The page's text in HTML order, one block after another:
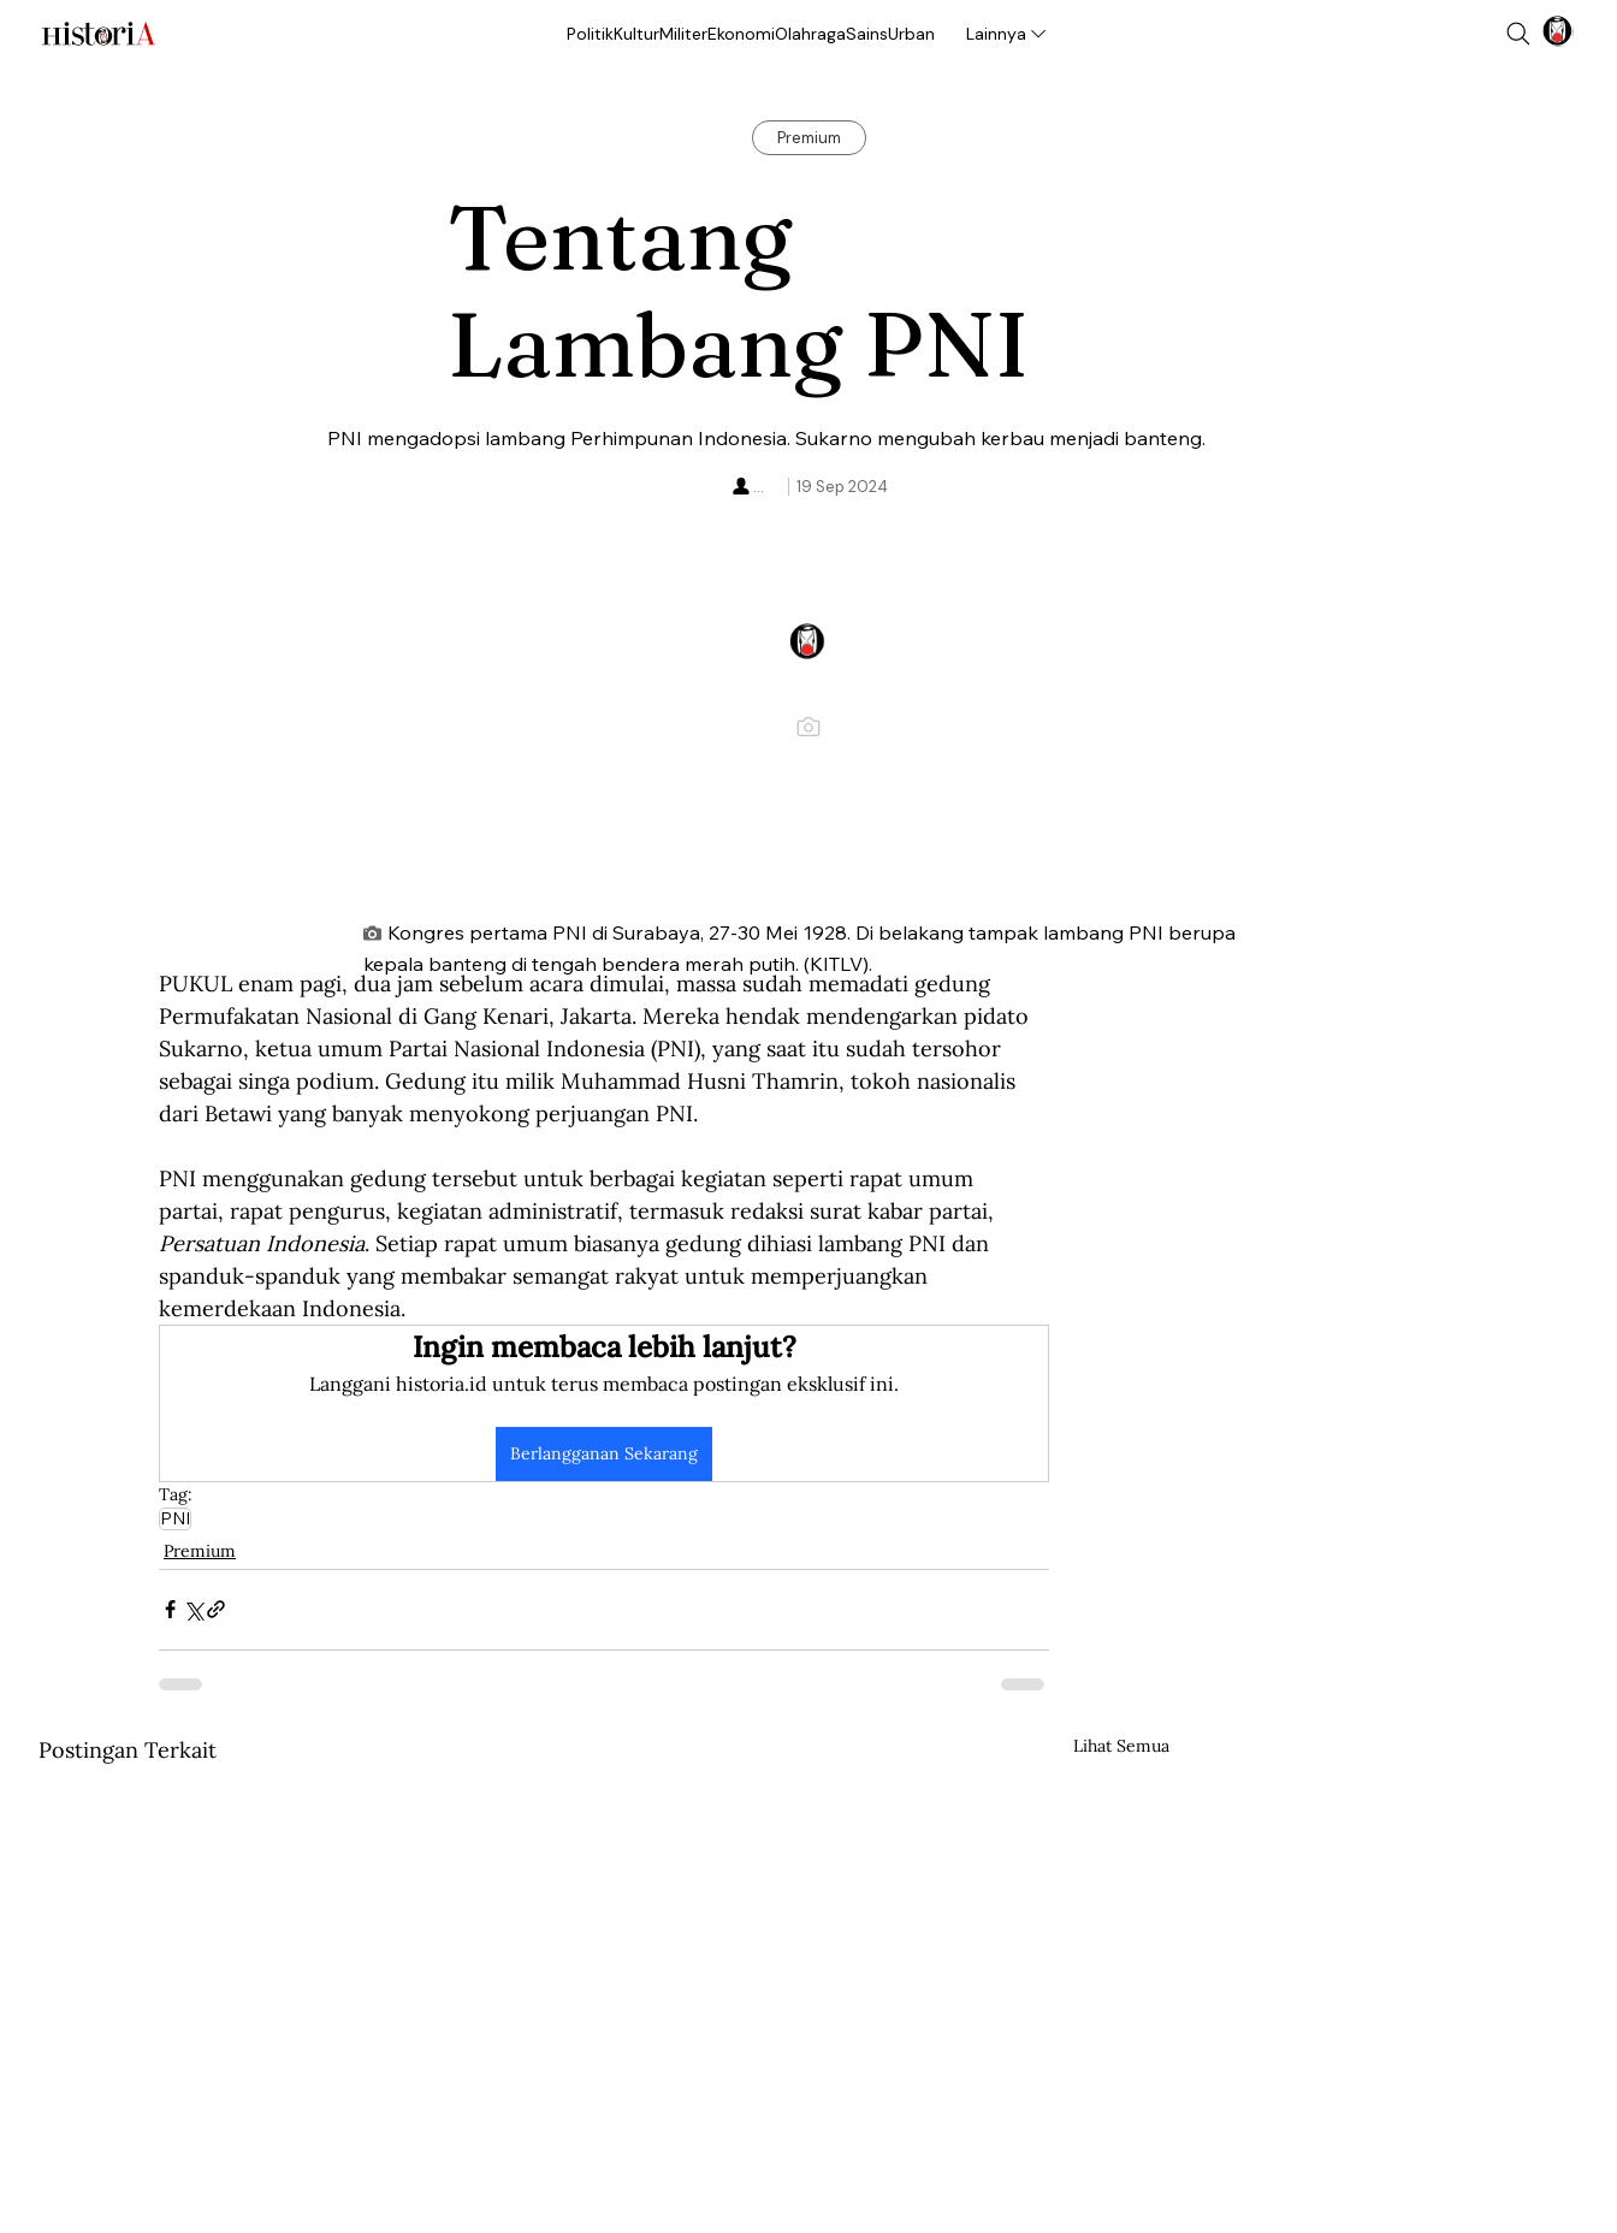
PolitikKulturMiliterEkonomiOlahragaSainsUrban Lainnya
Premium
Tentang
Lambang PNI
PNI mengadopsi lambang Perhimpunan Indonesia. Sukarno mengubah kerbau menjadi banteng.
19 Sep 2024
...
Kongres pertama PNI di Surabaya, 27-30 Mei 1928. Di belakang tampak lambang PNI berupa
kepala banteng di tengah bendera merah putih. (KITLV).
PUKUL enam pagi, dua jam sebelum acara dimulai, massa sudah memadati gedung
Permufakatan Nasional di Gang Kenari, Jakarta. Mereka hendak mendengarkan pidato
Sukarno, ketua umum Partai Nasional Indonesia (PNI), yang saat itu sudah tersohor
sebagai singa podium. Gedung itu milik Muhammad Husni Thamrin, tokoh nasionalis
dari Betawi yang banyak menyokong perjuangan PNI.
PNI menggunakan gedung tersebut untuk berbagai kegiatan seperti rapat umum
partai, rapat pengurus, kegiatan administratif, termasuk redaksi surat kabar partai,
Persatuan Indonesia. Setiap rapat umum biasanya gedung dihiasi lambang PNI dan
spanduk-spanduk yang membakar semangat rakyat untuk memperjuangkan
kemerdekaan Indonesia.
Ingin membaca lebih lanjut?
Langgani historia.id untuk terus membaca postingan eksklusif ini.
Berlangganan Sekarang
Tag:
PNI
Premium
Postingan Terkait Lihat Semua